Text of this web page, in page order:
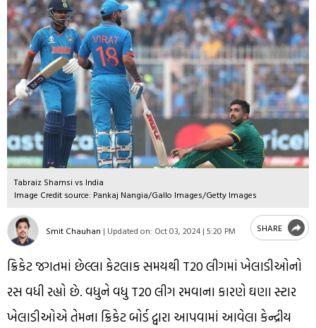
Tabraiz Shamsi vs India
Image Credit source: Pankaj Nangia/Gallo Images/Getty Images
Smit Chauhan | Updated on: Oct 03, 2024 | 5:20 PM SHARE
ક્રિકેટ જગતમાં છેલ્લા કેટલાક સમયથી T20 લીગમાં ખેલાડીઓનો
રસ વધી રહ્યો છે. વધુને વધુ T20 લીગ રમવાના કારણે ઘણા સ્ટાર
ખેલાડીઓએ તેમના ક્રિકેટ બોર્ડ દ્વારા આપવામાં આવેલા કેન્દ્રીય